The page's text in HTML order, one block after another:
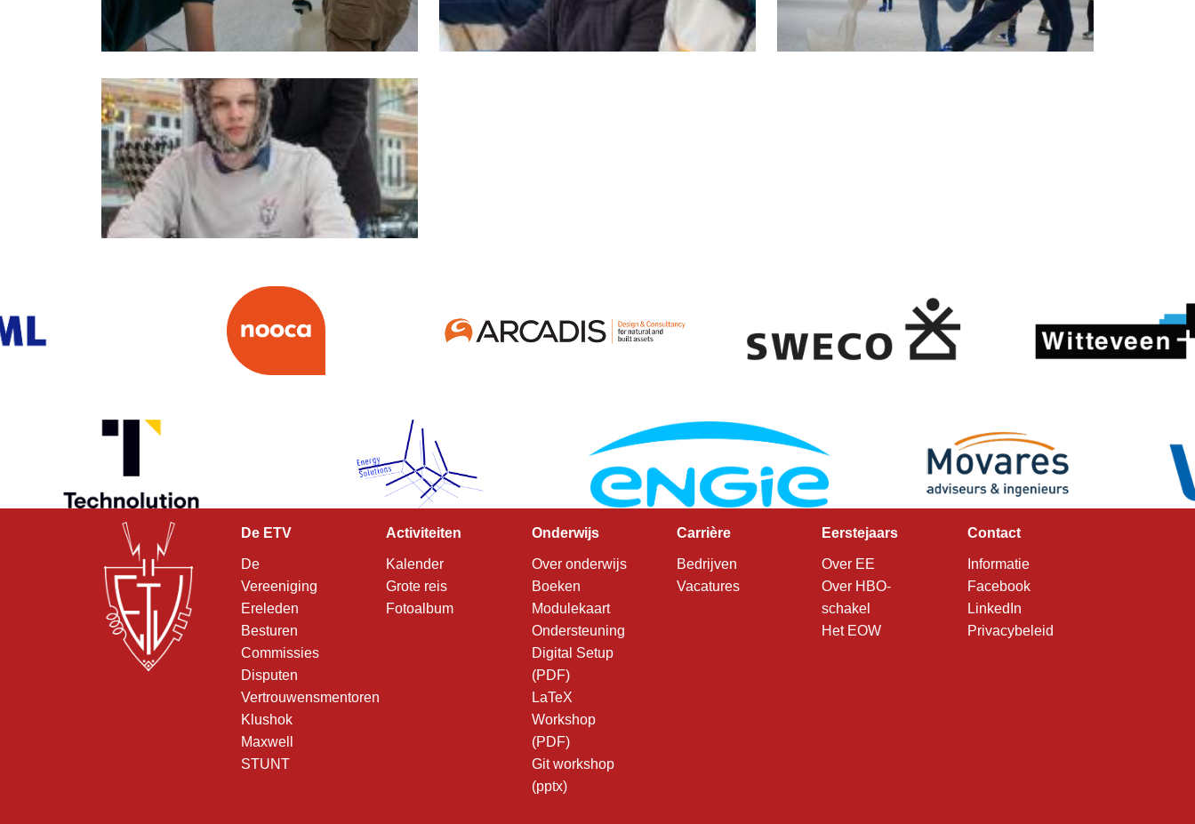
De ETV
De
Vereeniging
Ereleden
Besturen
Commissies
Disputen
Vertrouwensmentoren
Klushok
Maxwell
STUNT
Activiteiten
Kalender
Grote reis
Fotoalbum
Onderwijs
Over onderwijs
Boeken
Modulekaart
Ondersteuning
Digital Setup
(PDF)
LaTeX
Workshop
(PDF)
Git workshop
(pptx)
Carrière
Bedrijven
Vacatures
Eerstejaars
Over EE
Over HBO-
schakel
Het EOW
Contact
Informatie
Facebook
LinkedIn
Privacybeleid